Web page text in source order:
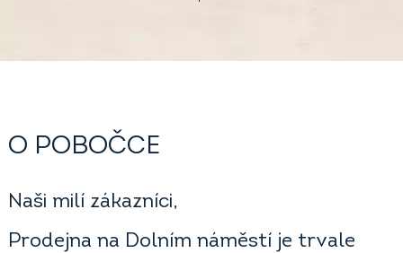
O POBOČCE
Naši milí zákazníci,
Prodejna na Dolním náměstí je trvale